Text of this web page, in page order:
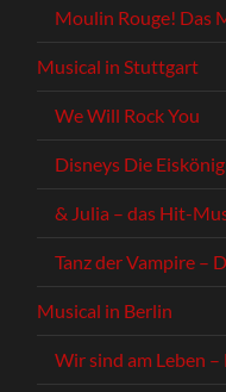
Moulin Rouge! Das
Musical in Stuttgart
We Will Rock You
Disneys Die
& Julia – das Hit-
Tanz der Vampire –
Musical in Berlin
Wir sind am Leben